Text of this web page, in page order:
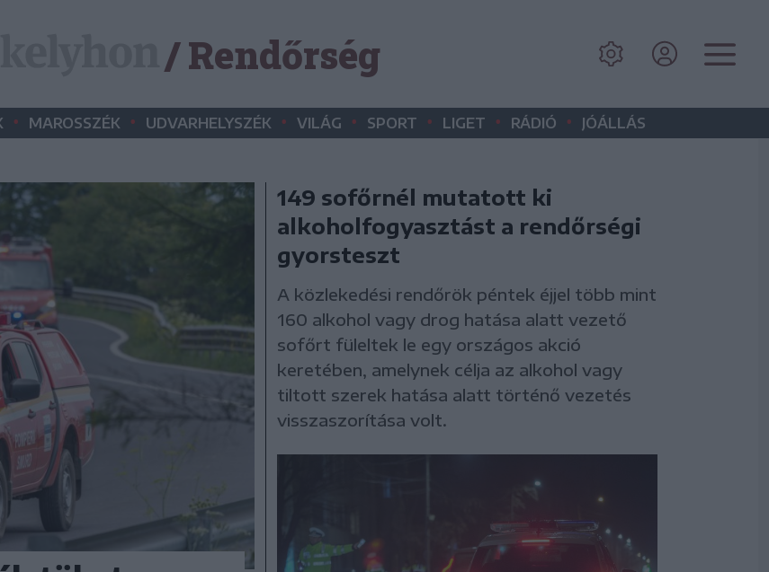
/ Rendőrség
• MAROSSZÉK • UDVARHELYSZÉK • VILÁG • SPORT • LIGET • RÁDIÓ • JÓÁLLÁS
149 sofőrnél mutatott ki
alkoholfogyasztást a rendőrségi
gyorsteszt
A közlekedési rendőrök péntek éjjel több mint
160 alkohol vagy drog hatása alatt vezető
sofőrt füleltek le egy országos akció
keretében, amelynek célja az alkohol vagy
tiltott szerek hatása alatt történő vezetés
visszaszorítása volt.